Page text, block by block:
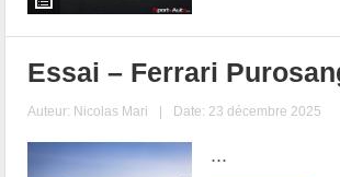
Essai – Ferrari
Auteur: Nicolas Mari | Date: 23 décembre 2025
...